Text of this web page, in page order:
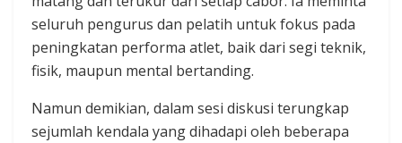
seluruh pengurus dan pelatih untuk fokus pada
peningkatan performa atlet, baik dari segi teknik,
fisik, maupun mental bertanding.
Namun demikian, dalam sesi diskusi terungkap
sejumlah kendala yang dihadapi oleh beberapa